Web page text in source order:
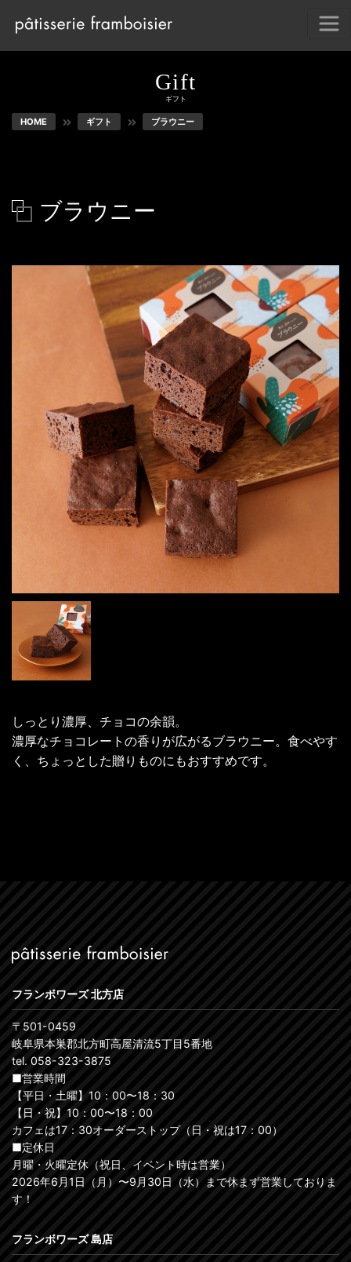
gift
ギフト
HOME ギフト ブラウニー
ブラウニー
しっとり濃厚、チョコの余韻。
濃厚なチョコレートの香りが広がるブラウニー。食べやす
く、ちょっとした贈りものにもおすすめです。
フランボワーズ 北方店
〒501-0459
岐阜県本巣郡北方町高屋清流5丁目5番地
tel. 058-323-3875
■営業時間
【平日・土曜】10：00〜18：30
【日・祝】10：00〜18：00
カフェは17：30オーダーストップ（日・祝は17：00）
■定休日
月曜・火曜定休（祝日、イベント時は営業）
2026年6月1日（月）〜9月30日（水）まで休まず営業しておりま
す！
フランボワーズ 島店